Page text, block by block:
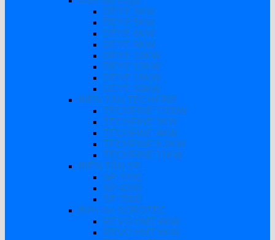
DEYE 3KW
DEYE 5KW
DEYE 6KW
DEYE 8KW
DEYE 10KW
DEYE 12KW
DEYE 16KW
DEYE 20KW
BIẾN TẦN TECHFINE
TECHFINE 1200W
TECHFINE 3KW
TECHFINE 4KW
TECHFINE 6.2KW
TECHFINE 11KW
BIẾN TẦN SP
SP 3200
SP 4200
SP 7000
Biến tần SOROTEC
REVO HMT 4KW
REVO HMT 6KW